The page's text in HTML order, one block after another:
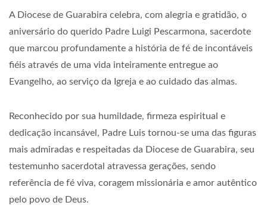
A Diocese de Guarabira celebra, com alegria e gratidão, o
aniversário do querido Padre Luigi Pescarmona, sacerdote
que marcou profundamente a história de fé de incontáveis
fiéis através de uma vida inteiramente entregue ao
Evangelho, ao serviço da Igreja e ao cuidado das almas.
Reconhecido por sua humildade, firmeza espiritual e
dedicação incansável, Padre Luis tornou-se uma das figuras
mais admiradas e respeitadas da Diocese de Guarabira, seu
testemunho sacerdotal atravessa gerações, sendo
referência de fé viva, coragem missionária e amor autêntico
pelo povo de Deus.